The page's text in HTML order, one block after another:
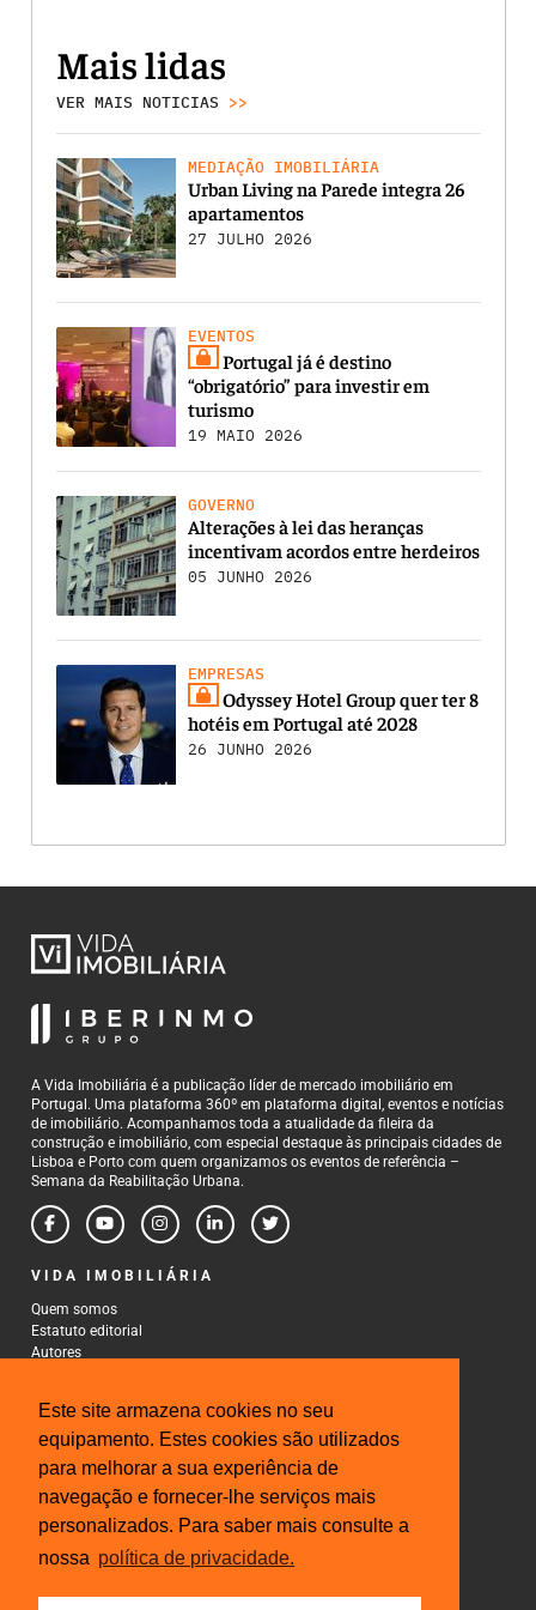
Este site armazena cookies no seu
equipamento. Estes cookies são utilizados
para melhorar a sua experiência de
navegação e fornecer-lhe serviços mais
personalizados. Para saber mais consulte a
nossa política de privacidade.
Mais lidas
VER MAIS NOTICIAS >>
MEDIAÇÃO IMOBILIÁRIA
Urban Living na Parede integra 26
apartamentos
27 JULHO 2026
EVENTOS
Portugal já é destino
“obrigatório” para investir em
turismo
19 MAIO 2026
GOVERNO
Alterações à lei das heranças
incentivam acordos entre herdeiros
05 JUNHO 2026
EMPRESAS
Odyssey Hotel Group quer ter 8
hotéis em Portugal até 2028
26 JUNHO 2026
A Vida Imobiliária é a publicação líder de mercado imobiliário em
Portugal. Uma plataforma 360º em plataforma digital, eventos e notícias
de imobiliário. Acompanhamos toda a atualidade da fileira da
construção e imobiliário, com especial destaque às principais cidades de
Lisboa e Porto com quem organizamos os eventos de referência –
Semana da Reabilitação Urbana.
VIDA IMOBILIÁRIA
Quem somos
Estatuto editorial
Autores
CONTACTOS
Rua Gonçalo Cristovão, 185 - 6º
4000-269 Porto
Tel: 222 085 009
Fax: 222 085 010
Email: gestao@iberinmo.com